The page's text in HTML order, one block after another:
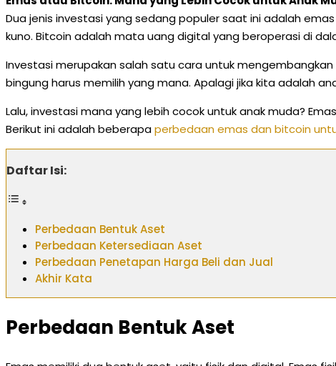
Dua jenis investasi yang sedang populer saat ini adalah
kuno. Bitcoin adalah mata uang digital yang beroperasi di
Investasi merupakan salah satu cara untuk
bingung harus memilih yang mana. Apalagi jika kita adalah
Lalu, investasi mana yang lebih cocok untuk anak muda?
Berikut ini adalah beberapaperbedaan emas dan bitcoin
Daftar Isi:
Perbedaan Bentuk Aset
Perbedaan Ketersediaan Aset
Perbedaan Penetapan Harga Beli dan Jual
Akhir Kata
Perbedaan Bentuk Aset